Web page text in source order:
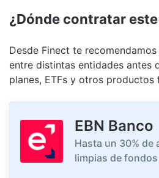
¿Dónde contratar este
Desde Finect te
entre distintas entidades antes
planes, ETFs y otros productos
EBN Banco
Hasta un 30% de
limpias de fondos